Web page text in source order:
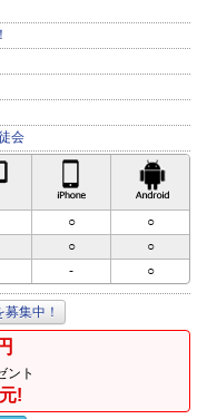
会
iPhone対応
○
○
○
○
- ○
集中！
ント
!